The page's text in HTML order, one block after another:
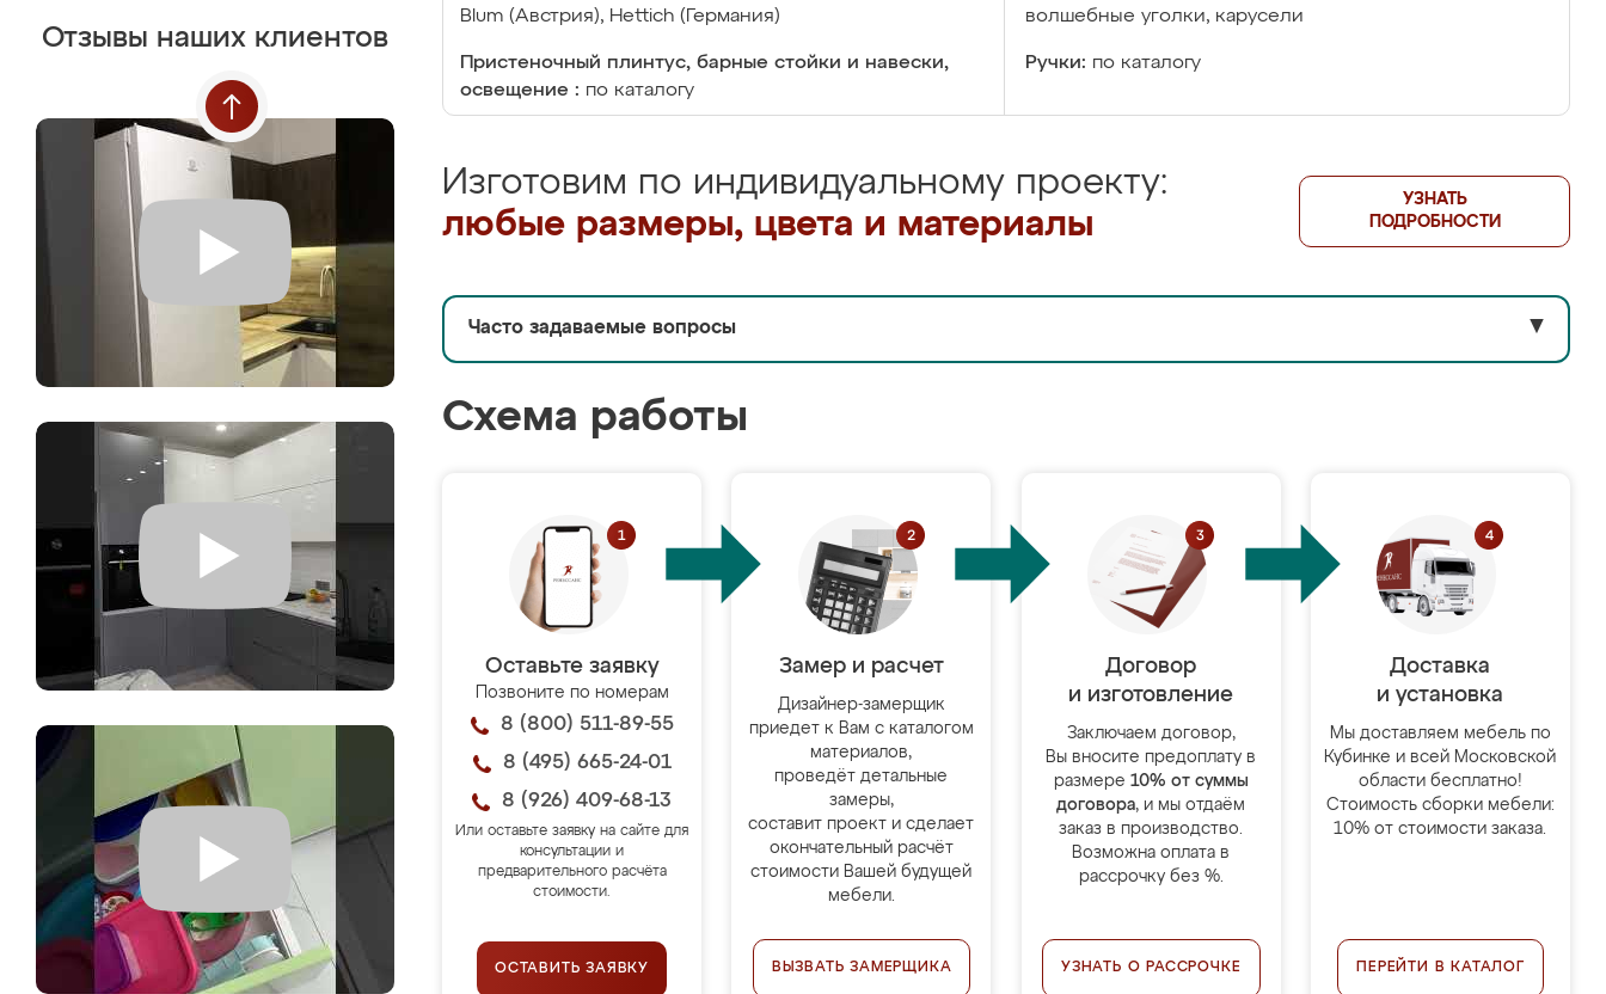
Отзывы наших клиентов
Blum (Австрия), Hettich (Германия)
волшебные уголки, карусели
Пристеночный плинтус, барные стойки и навески,
освещение : по каталогу
Ручки: по каталогу
Изготовим по индивидуальному проекту:
любые размеры, цвета и материалы
УЗНАТЬ
ПОДРОБНОСТИ
Часто задаваемые вопросы ▼
Схема работы
Оставьте заявку
Позвоните по номерам
8 (800) 511-89-55
8 (495) 665-24-01
8 (926) 409-68-13
Или оставьте заявку на сайте для
консультации и
предварительного расчёта
стоимости.
ОСТАВИТЬ ЗАЯВКУ
Замер и расчет
Дизайнер-замерщик
приедет к Вам с каталогом
материалов,
проведёт детальные
замеры,
составит проект и сделает
окончательный расчёт
стоимости Вашей будущей
мебели.
ВЫЗВАТЬ ЗАМЕРЩИКА
Договор
и изготовление
Заключаем договор,
Вы вносите предоплату в
размере 10% от суммы
договора, и мы отдаём
заказ в производство.
Возможна оплата в
рассрочку без %.
УЗНАТЬ О РАССРОЧКЕ
Доставка
и установка
Мы доставляем мебель по
Кубинке и всей Московской
области бесплатно!
Стоимость сборки мебели:
10% от стоимости заказа.
ПЕРЕЙТИ В КАТАЛОГ